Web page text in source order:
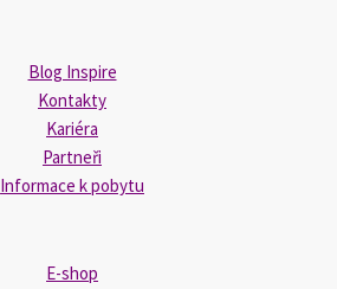
Blog Inspire
Kontakty
Kariéra
Partneři
Informace k pobytu
E-shop